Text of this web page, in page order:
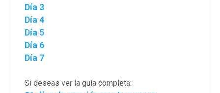
Día 3
Día 4
Día 5
Día 6
Día 7
Si deseas ver la guía completa: